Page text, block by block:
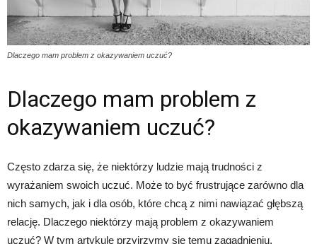
Dlaczego mam problem z okazywaniem uczuć?
Dlaczego mam problem z
okazywaniem uczuć?
Często zdarza się, że niektórzy ludzie mają trudności z
wyrażaniem swoich uczuć. Może to być frustrujące zarówno dla
nich samych, jak i dla osób, które chcą z nimi nawiązać głębszą
relację. Dlaczego niektórzy mają problem z okazywaniem
uczuć? W tym artykule przyjrzymy się temu zagadnieniu.